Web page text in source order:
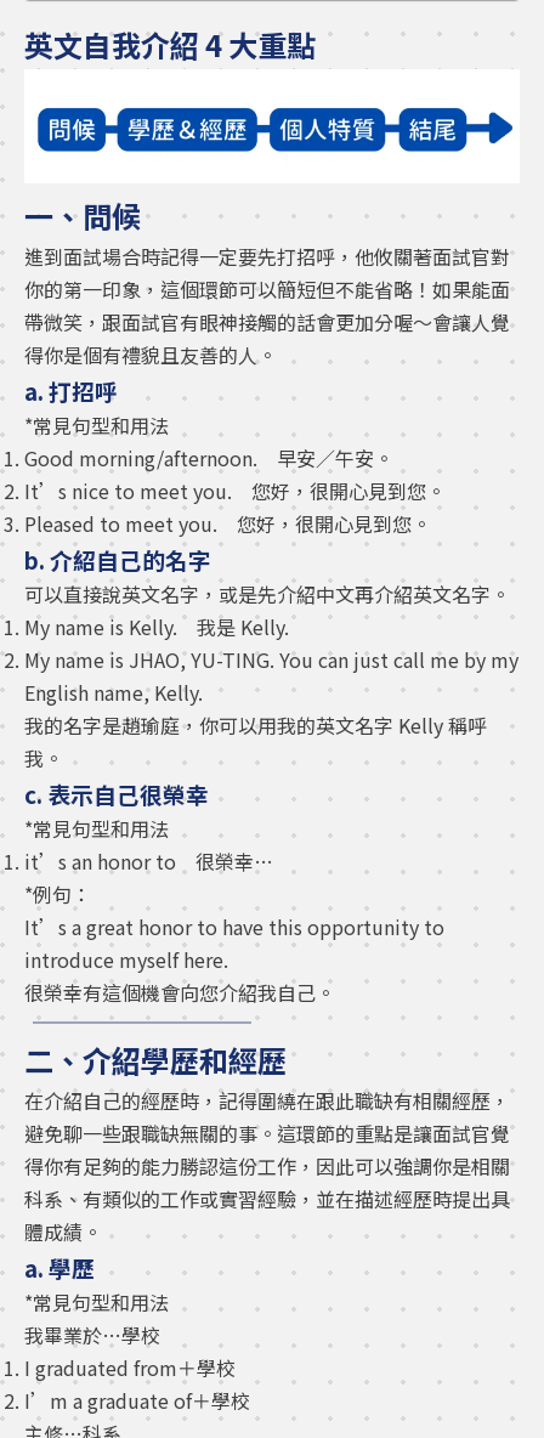
英文自我介紹 4 大重點
一、問候
進到面試場合時記得一定要先打招呼，他攸關著面試官對
你的第一印象，這個環節可以簡短但不能省略！如果能面
帶微笑，跟面試官有眼神接觸的話會更加分喔～會讓人覺
得你是個有禮貌且友善的人。
a. 打招呼
*常見句型和用法
Good morning/afternoon. 早安／午安。
It’s nice to meet you. 您好，很開心見到您。
Pleased to meet you. 您好，很開心見到您。
b. 介紹自己的名字
可以直接說英文名字，或是先介紹中文再介紹英文名字。
My name is Kelly. 我是 Kelly.
My name is JHAO, YU-TING. You can just call me by my
English name, Kelly.
我的名字是趙瑜庭，你可以用我的英文名字 Kelly 稱呼
我。
c. 表示自己很榮幸
*常見句型和用法
it’s an honor to 很榮幸…
*例句：
It’s a great honor to have this opportunity to
introduce myself here.
很榮幸有這個機會向您介紹我自己。
二、介紹學歷和經歷
在介紹自己的經歷時，記得圍繞在跟此職缺有相關經歷，
避免聊一些跟職缺無關的事。這環節的重點是讓面試官覺
得你有足夠的能力勝認這份工作，因此可以強調你是相關
科系、有類似的工作或實習經驗，並在描述經歷時提出具
體成績。
a. 學歷
*常見句型和用法
我畢業於…學校
I graduated from＋學校
I’m a graduate of＋學校